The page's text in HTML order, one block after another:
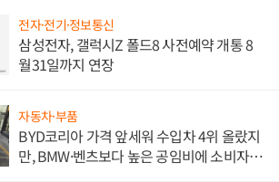
전자·전기·정보통신
삼성전자, 갤럭시Z 폴드8 사전예약 개통 8
월31일까지 연장
자동차·부품
BYD코리아 가격 앞세워 수입차 4위 올랐지
만, BMW·벤츠보다 높은 공임비에 소비자